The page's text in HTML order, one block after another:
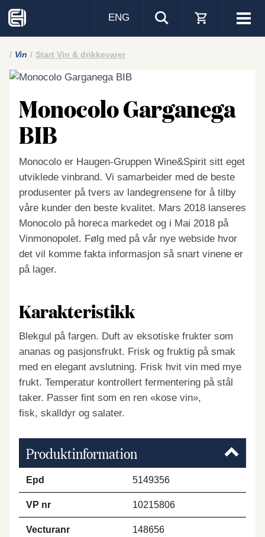
Visa
ENG
Vin Start Vin & drikkevarer
Monocolo Garganega
BIB
Monocolo er Haugen-Gruppen Wine&Spirit sitt eget
utviklede vinbrand. Vi samarbeider med de beste
produsenter på tvers av landegrensene for å tilby
våre kunder den beste kvalitet. Mars 2018 lanseres
Monocolo på horeca markedet og i Mai 2018 på
Vinmonopolet. Følg med på vår nye webside hvor
det vil komme fakta informasjon så snart vinene er
på lager.
Karakteristikk
Blekgul på fargen. Duft av eksotiske frukter som
ananas og pasjonsfrukt. Frisk og fruktig på smak
med en elegant avslutning. Frisk hvit vin med mye
frukt. Temperatur kontrollert fermentering på stål
taker. Passer fint som en ren «kose vin»,
fisk, skalldyr og salater.
Produktinformation
Epd 5149356
VP nr 10215806
Vecturanr 148656